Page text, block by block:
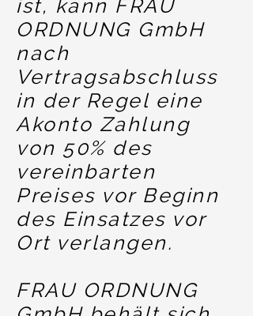
ist, kann FRAU
ORDNUNG GmbH
nach
Vertragsabschluss
in der Regel eine
Akonto Zahlung
von 50% des
vereinbarten
Preises vor Beginn
des Einsatzes vor
Ort verlangen.
FRAU ORDNUNG